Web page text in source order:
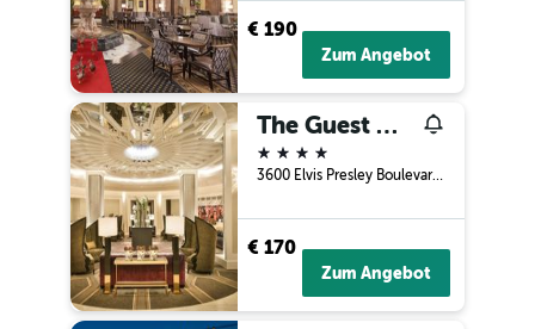
€ 190
Zum Angebot
The Guest House at Graceland
4 Sterne
3600 Elvis Presley Boulevard, Memphis, TN, USA
€ 170
Zum Angebot